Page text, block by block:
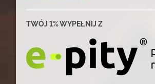
TWÓJ 1% WYPEŁNIJ Z